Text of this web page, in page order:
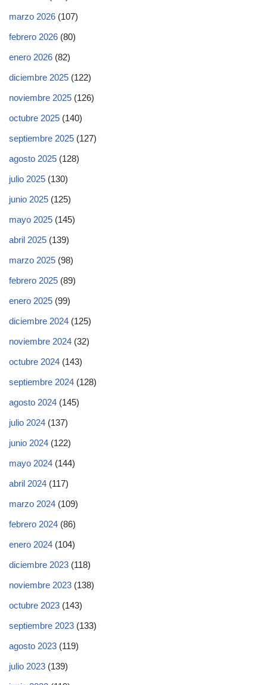
marzo 2026 (107)
febrero 2026 (80)
enero 2026 (82)
diciembre 2025 (122)
noviembre 2025 (126)
octubre 2025 (140)
septiembre 2025 (127)
agosto 2025 (128)
julio 2025 (130)
junio 2025 (125)
mayo 2025 (145)
abril 2025 (139)
marzo 2025 (98)
febrero 2025 (89)
enero 2025 (99)
diciembre 2024 (125)
noviembre 2024 (32)
octubre 2024 (143)
septiembre 2024 (128)
agosto 2024 (145)
julio 2024 (137)
junio 2024 (122)
mayo 2024 (144)
abril 2024 (117)
marzo 2024 (109)
febrero 2024 (86)
enero 2024 (104)
diciembre 2023 (118)
noviembre 2023 (138)
octubre 2023 (143)
septiembre 2023 (133)
agosto 2023 (119)
julio 2023 (139)